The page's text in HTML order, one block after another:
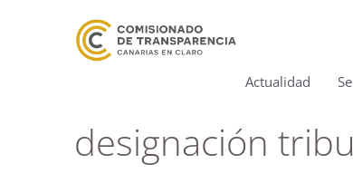
Actualidad
designación